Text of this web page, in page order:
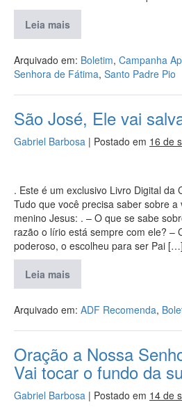
Leia mais
Arquivado em: Boletim, Campanha
Senhora de Fátima, Santo Padre Pio
São José, Ele vai
Gabriel Barbosa | Postado em 16 de
. Este é um exclusivo Livro Digital da
Tudo que você precisa saber sobre a
menino Jesus: . – O que se sabe
razão o lírio está sempre com ele? –
poderoso, o escolheu para ser Pai […]
Leia mais
Arquivado em: ADF Recomenda,
Oração a Nossa
Vai tocar o fundo da
Gabriel Barbosa | Postado em 14 de